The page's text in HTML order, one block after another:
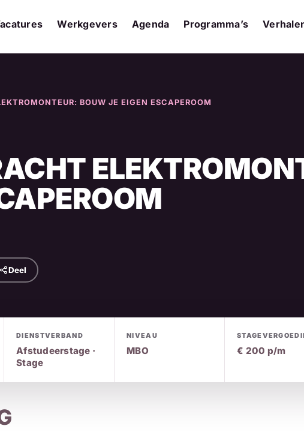
Werkgevers Agenda Programma’s
BOUW JE EIGEN ESCAPEROOM
Deel
DIENSTVERBAND
Afstudeerstage ·
Stage
NIVEAU
MBO € 200 p/m